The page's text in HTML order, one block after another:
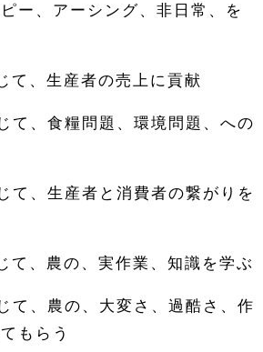
ー、アーシング、非日常、を
、生産者の売上に貢献
、食糧問題、環境問題、への
、生産者と消費者の繋がりを
、農の、実作業、知識を学ぶ
、農の、大変さ、過酷さ、作
もらう